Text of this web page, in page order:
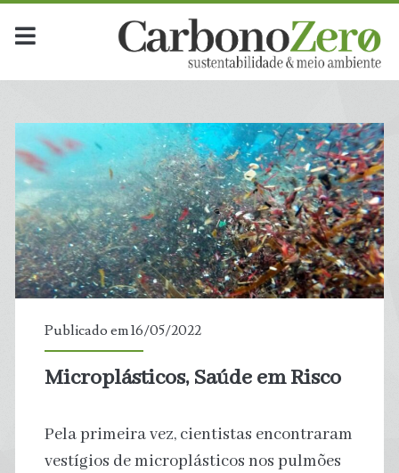
Publicado em 16/05/2022
Microplásticos, Saúde em Risco
Pela primeira vez, cientistas encontraram
vestígios de microplásticos nos pulmões